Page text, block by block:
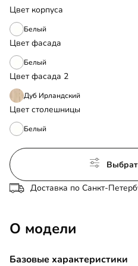
Цвет корпуса
Белый
Цвет фасада
Белый
Цвет фасада 2
Дуб Ирландский
Цвет столешницы
Белый
Доставка по Санкт-
О модели
Базовые характеристики